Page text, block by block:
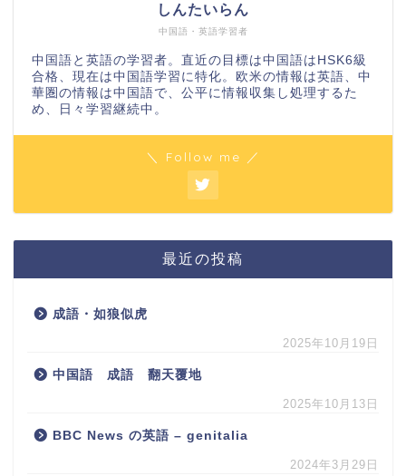
中国語・英語学習者
しんたいらん
中国語と英語の学習者。直近の目標は中国語はHSK6級
合格、現在は中国語学習に特化。欧米の情報は英語、中
華圏の情報は中国語で、公平に情報収集し処理するた
め、日々学習継続中。
＼ Follow me ／
最近の投稿
成語・如狼似虎
2025年10月19日
中国語 成語 翻天覆地
2025年10月13日
BBC News の英語 – genitalia
2024年3月29日